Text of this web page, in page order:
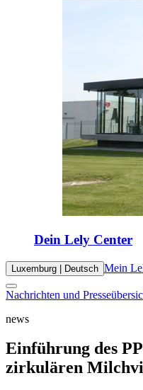
Dein Lely Center
Luxemburg | Deutsch Mein
Nachrichten und
news
Einführung des
zirkulären